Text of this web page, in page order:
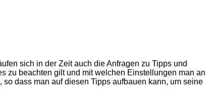
sich in der Zeit auch die Anfragen zu Tipps und
zu beachten gilt und mit welchen Einstellungen man an
dass man auf diesen Tipps aufbauen kann, um seine